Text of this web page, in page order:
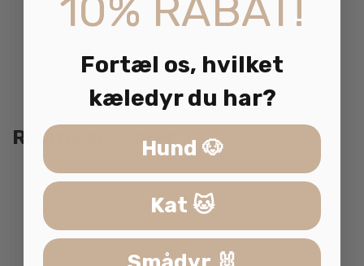
Se mange flerehundekurve
Relaterede varer
10% RABAT!
Fortæl os, hvilket
kæledyr du har?
Hund 🐶
Kat 🐱